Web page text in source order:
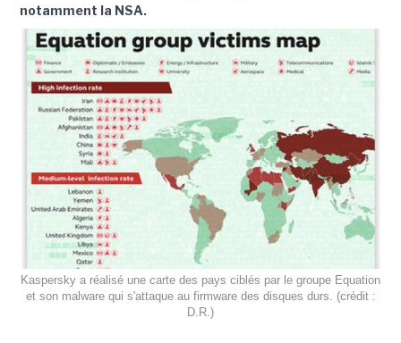
notamment la NSA.
Kaspersky a réalisé une carte des pays ciblés par le groupe Equation
et son malware qui s'attaque au firmware des disques durs. (crédit :
D.R.)